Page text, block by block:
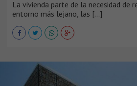
La vivienda parte de la necesidad de
entorno más lejano, las [...]